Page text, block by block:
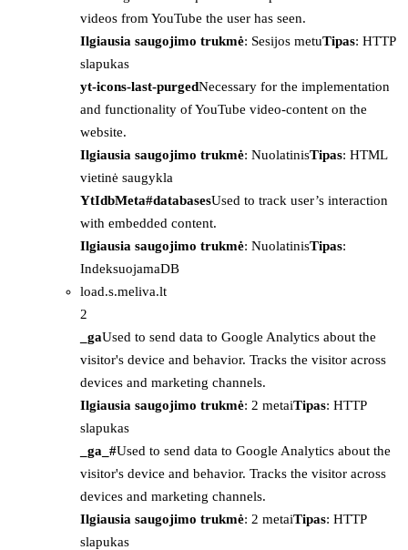
videos from YouTube the user has seen.
Ilgiausia saugojimo trukmė: Sesijos metuTipas: HTTP
slapukas
yt-icons-last-purgedNecessary for the implementation
and functionality of YouTube video-content on the
website.
Ilgiausia saugojimo trukmė: NuolatinisTipas: HTML
vietinė saugykla
YtIdbMeta#databasesUsed to track user’s interaction
with embedded content.
Ilgiausia saugojimo trukmė: NuolatinisTipas:
IndeksuojamaDB
load.s.meliva.lt
2
_gaUsed to send data to Google Analytics about the
visitor's device and behavior. Tracks the visitor across
devices and marketing channels.
Ilgiausia saugojimo trukmė: 2 metaiTipas: HTTP
slapukas
_ga_#Used to send data to Google Analytics about the
visitor's device and behavior. Tracks the visitor across
devices and marketing channels.
Ilgiausia saugojimo trukmė: 2 metaiTipas: HTTP
slapukas